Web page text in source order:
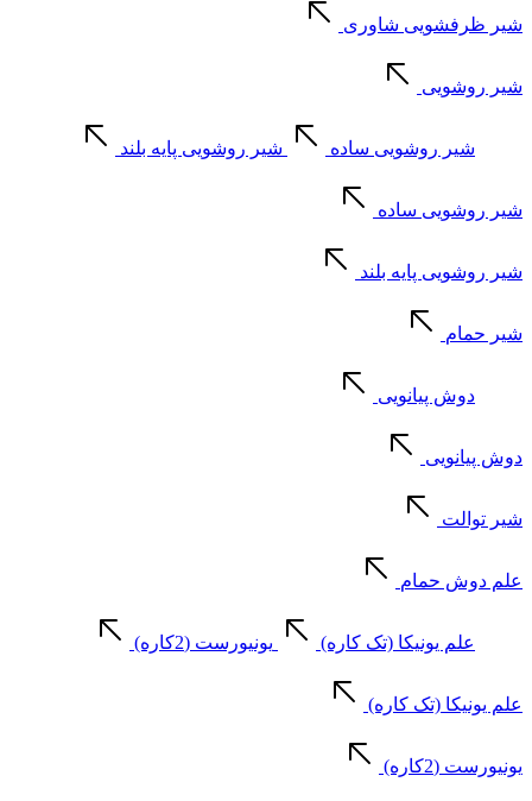
شیر ظرفشویی شاوری
شیر روشویی
شیر روشویی ساده شیر روشویی پایه بلند
شیر روشویی ساده
شیر روشویی پایه بلند
شیر حمام
دوش پیانویی
دوش پیانویی
شیر توالت
علم دوش حمام
علم یونیکا (تک کاره) یونیورست (2کاره)
علم یونیکا (تک کاره)
یونیورست (2کاره)